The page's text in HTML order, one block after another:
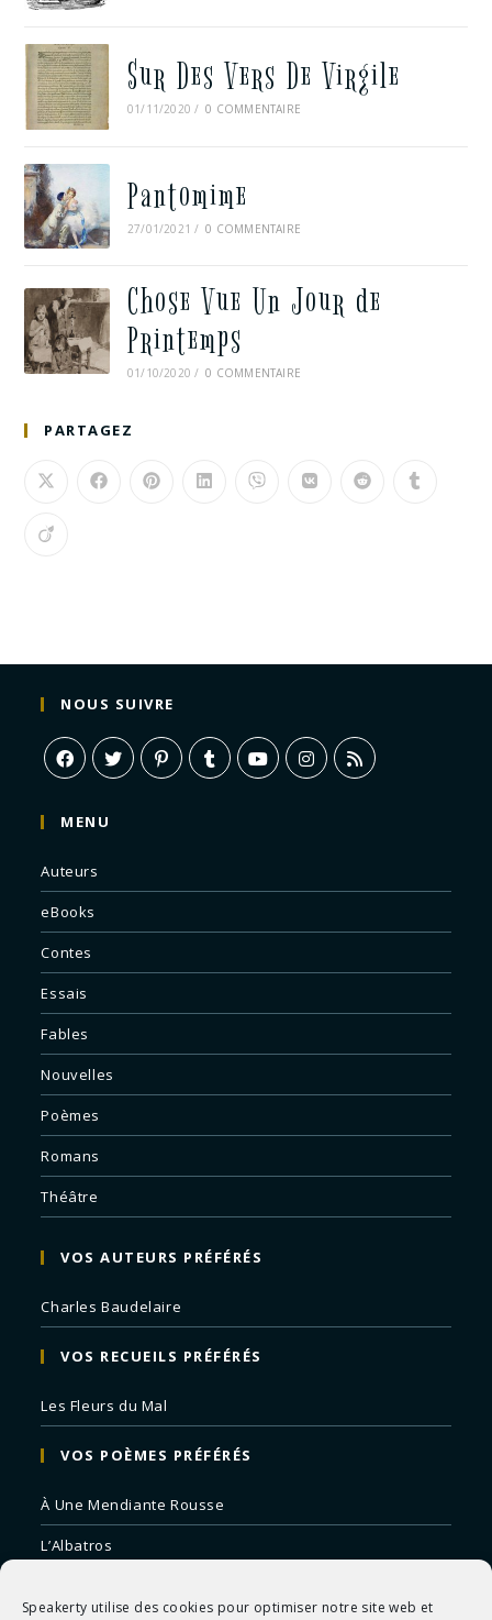
Speakerty utilise des cookies pour optimiser notre site web et
Sur Des Vers De Virgile
01/11/2020 / 0 COMMENTAIRE
Pantomime
27/01/2021 / 0 COMMENTAIRE
Chose Vue Un Jour de
Printemps
01/10/2020 / 0 COMMENTAIRE
PARTAGEZ
NOUS SUIVRE
MENU
Auteurs
eBooks
Contes
Essais
Fables
Nouvelles
Poèmes
Romans
Théâtre
VOS AUTEURS PRÉFÉRÉS
Charles Baudelaire
VOS RECUEILS PRÉFÉRÉS
Les Fleurs du Mal
VOS POÈMES PRÉFÉRÉS
À Une Mendiante Rousse
L’Albatros